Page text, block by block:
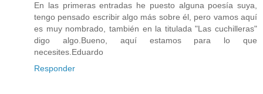
En las primeras entradas he puesto alguna poesía suya,
tengo pensado escribir algo más sobre él, pero vamos aquí
es muy nombrado, también en la titulada "Las cuchilleras"
digo algo.Bueno, aquí estamos para lo que
necesites.Eduardo
Responder